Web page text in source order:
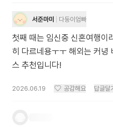
서준마미 다둥이엄빠
첫째 때는 임신중 신혼여행이
히 다르네용ㅜㅜ 해외는 커
스 추천입니다!
2026.06.19 공감해요 답글달